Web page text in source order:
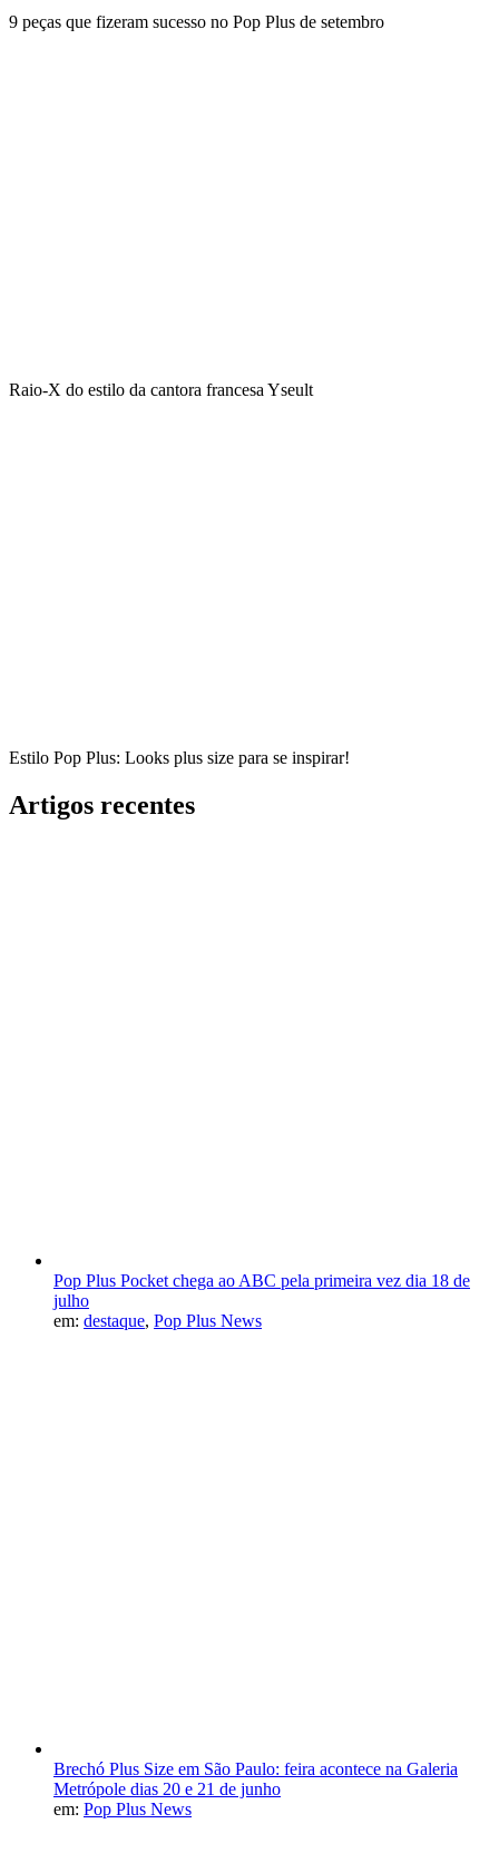
9 peças que fizeram sucesso no Pop Plus de setembro
Raio-X do estilo da cantora francesa Yseult
Estilo Pop Plus: Looks plus size para se inspirar!
Artigos recentes
Pop Plus Pocket chega ao ABC pela primeira vez dia 18 de
julho
em: destaque, Pop Plus News
Brechó Plus Size em São Paulo: feira acontece na Galeria
Metrópole dias 20 e 21 de junho
em: Pop Plus News